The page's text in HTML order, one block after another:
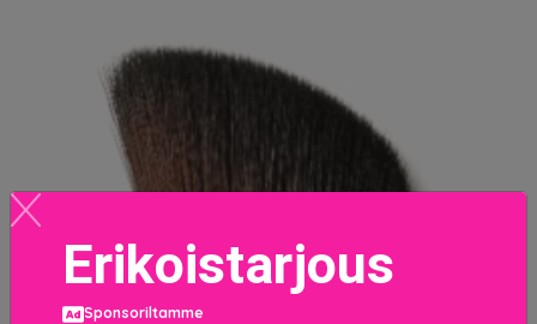
Erikoistarjous
Sponsoriltamme